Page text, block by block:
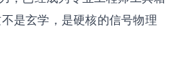
是玄学，是硬核的信号物理